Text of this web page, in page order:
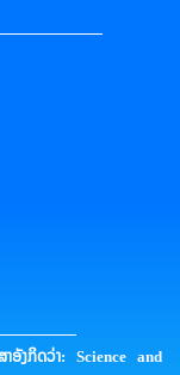
ອັງກິດວ່າ: Science and